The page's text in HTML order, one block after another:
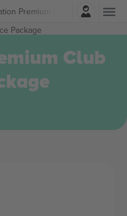
Premium Club Experience
Entrar
Club